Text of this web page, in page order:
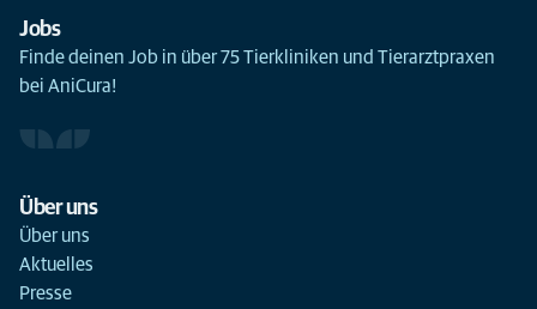
Jobs
Finde deinen Job in über 75 Tierkliniken und Tierarztpraxen
bei AniCura!
Über uns
Über uns
Aktuelles
Presse